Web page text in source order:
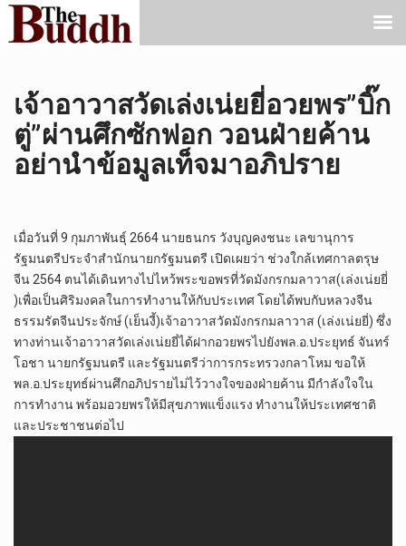
เจ้าอาวาสวัดเล่งเน่ยยี่อวยพร”บิ๊ก
ตู่”ผ่านศึกซักฟอก วอนฝ่ายค้าน
อย่านำข้อมูลเท็จมาอภิปราย
เมื่อวันที่ 9 กุมภาพันธุ์ 2664 นายธนกร วังบุญคงชนะ เลขานุการ
รัฐมนตรีประจำสำนักนายกรัฐมนตรี เปิดเผยว่า ช่วงใกล้เทศกาลตรุษ
จีน 2564 ตนได้เดินทางไปไหว้พระขอพรที่วัดมังกรกมลาวาส(เล่งเน่ยยี่
)เพื่อเป็นศิริมงคลในการทำงานให้กับประเทศ โดยได้พบกับหลวงจีน
ธรรมรัตจีนประจักษ์ (เย็นงี้)เจ้าอาวาสวัดมังกรกมลาวาส (เล่งเน่ยยี่) ซึ่ง
ทางท่านเจ้าอาวาสวัดเล่งเน่ยยี่ได้ฝากอวยพรไปยังพล.อ.ประยุทธ์ จันทร์
โอชา นายกรัฐมนตรี และรัฐมนตรีว่าการกระทรวงกลาโหม ขอให้
พล.อ.ประยุทธ์ผ่านศึกอภิปรายไม่ไว้วางใจของฝ่ายค้าน มีกำลังใจใน
การทำงาน พร้อมอวยพรให้มีสุขภาพแข็งแรง ทำงานให้ประเทศชาติ
และประชาชนต่อไป